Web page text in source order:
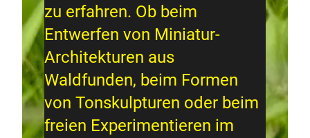
zu erfahren. Ob beim
Entwerfen von Miniatur-
Architekturen aus
Waldfunden, beim Formen
von Tonskulpturen oder beim
freien Experimentieren im